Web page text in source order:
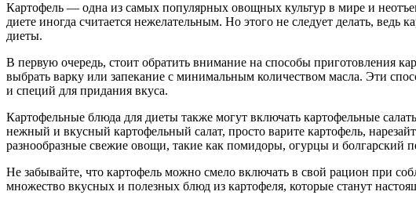
Картофель — одна из самых популярных овощных культур в мире и
диете иногда считается нежелательным. Но этого не следует делать,
диеты.
В первую очередь, стоит обратить внимание на способы приготовления
выбрать варку или запекание с минимальным количеством масла. Эти
и специй для придания вкуса.
Картофельные блюда для диеты также могут включать картофельные
нежный и вкусный картофельный салат, просто варите картофель,
разнообразные свежие овощи, такие как помидоры, огурцы и болгарский
Не забывайте, что картофель можно смело включать в свой рацион при
множество вкусных и полезных блюд из картофеля, которые станут